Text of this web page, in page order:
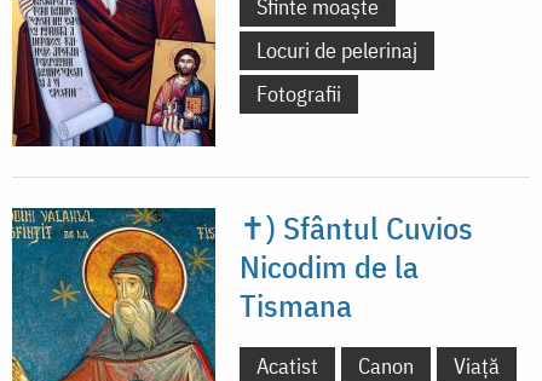
Sfinte moaște
Locuri de pelerinaj
Fotografii
✝) Sfântul Cuvios
Nicodim de la
Tismana
Acatist Canon
Viață